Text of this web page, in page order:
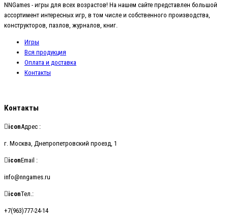
NNGames - игры для всех возрастов! На нашем сайте представлен большой
ассортимент интересных игр, в том числе и собственного производства,
конструкторов, пазлов, журналов, книг.
Игры
Вся продукция
Оплата и доставка
Контакты
Контакты
iconАдрес :
г. Москва, Днепропетровский проезд, 1
iconEmail :
info@nngames.ru
iconТел.:
+7(963)777-24-14